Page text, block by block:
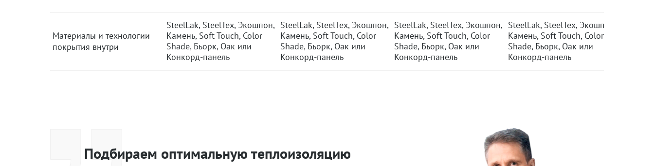
Материалы и технологии
покрытия внутри
SteelLak, SteelTex, Экошпон,
Камень, Soft Touch, Color
Shade, Бьорк, Оак или
Конкорд-панель
SteelLak, SteelTex, Экошпон,
Камень, Soft Touch, Color
Shade, Бьорк, Оак или
Конкорд-панель
SteelLak, SteelTex, Экошпон,
Камень, Soft Touch, Color
Shade, Бьорк, Оак или
Конкорд-панель
SteelLak, SteelTex, Экошпон,
Камень, Soft Touch, Color
Shade, Бьорк, Оак или
Конкорд-панель
Подбираем оптимальную теплоизоляцию